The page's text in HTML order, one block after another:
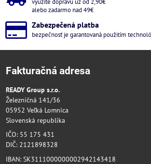
alebo zadarmo nad 49€
Zabezpečená platba
bezpečnosť je garantovaná použitím
Fakturačná adresa
READY Group s.r.o.
Železničná 141/36
05952 Veľká Lomnica
Slovenská republika
IČO: 55 175 431
DIČ: 2121898328
IBAN: SK3111000000002942143418